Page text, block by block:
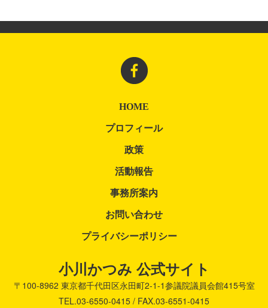
HOME
プロフィール
政策
活動報告
事務所案内
お問い合わせ
プライバシーポリシー
小川かつみ 公式サイト
〒100-8962 東京都千代田区永田町2-1-1参議院議員会館415号室
TEL.03-6550-0415 / FAX.03-6551-0415